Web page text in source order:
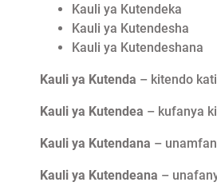
Kauli ya Kutendeka
Kauli ya Kutendesha
Kauli ya Kutendeshana
Kauli ya Kutenda – kitendo
Kauli ya Kutendea – kufanya
Kauli ya Kutendana –
Kauli ya Kutendeana –